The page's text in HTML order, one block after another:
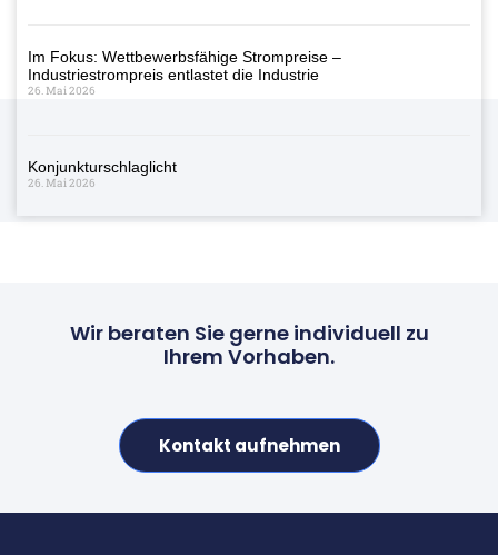
Im Fokus: Wettbewerbsfähige Strompreise –
Industriestrompreis entlastet die Industrie
26. Mai 2026
Konjunkturschlaglicht
26. Mai 2026
Wir beraten Sie gerne individuell zu
Ihrem Vorhaben.
Kontakt aufnehmen